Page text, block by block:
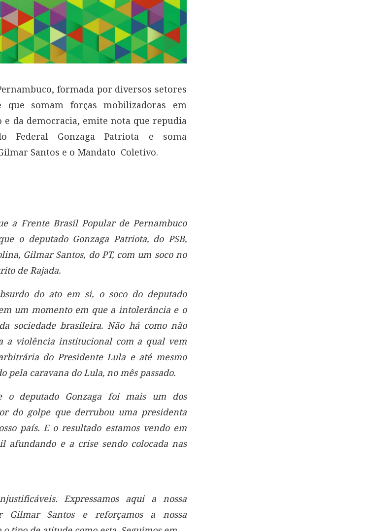
formada por diversos setores
que somam forças mobilizadoras em
e da democracia, emite nota que repudia
Federal Gonzaga Patriota e soma
Santos e o Mandato Coletivo.
a Frente Brasil Popular de Pernambuco
o deputado Gonzaga Patriota, do PSB,
a, Gilmar Santos, do PT, com um soco no
de Rajada.
do ato em si, o soco do deputado
um momento em que a intolerância e o
sociedade brasileira. Não há como não
a violência institucional com a qual vem
do Presidente Lula e até mesmo
pela caravana do Lula, no mês passado.
o deputado Gonzaga foi mais um dos
do golpe que derrubou uma presidenta
país. E o resultado estamos vendo em
afundando e a crise sendo colocada nas
Expressamos aqui a nossa
Gilmar Santos e reforçamos a nossa